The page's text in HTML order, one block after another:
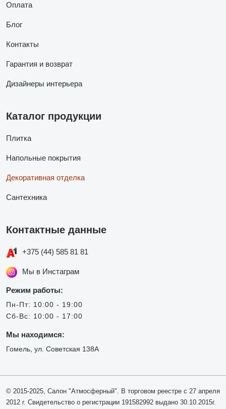
Оплата
Блог
Контакты
Гарантия и возврат
Дизайнеры интерьера
Каталог продукции
Плитка
Напольные покрытия
Декоративная отделка
Сантехника
Контактные данные
+375 (44) 585 81 81
Мы в Инстаграм
Режим работы:
Пн-Пт: 10:00 - 19:00
Сб-Вс: 10:00 - 17:00
Мы находимся:
Гомель, ул. Советская 138А
© 2015-2025, Салон "Атмосферный". В торговом реестре с 27 апреля
2012 г. Свидетельство о регистрации 191582992 выдано 30.10.2015г.